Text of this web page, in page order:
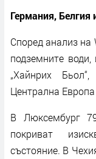
Германия, Белгия
Според анализ на
подземните
„Хайнрих
Централна Европа
В Люксембург
покриват
състояние. В